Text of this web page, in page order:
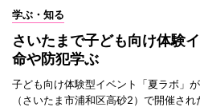
学ぶ・知る
さいたまで子ども向け体験
命や防犯学ぶ
子ども向け体験型イベント「夏ラボ」
（さいたま市浦和区高砂2）で開催され